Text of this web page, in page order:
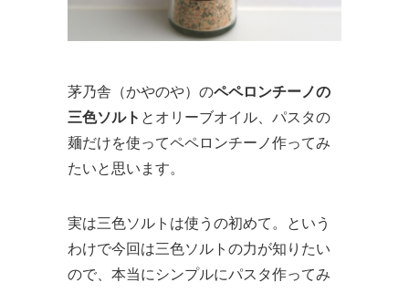
茅乃舎（かやのや）のペペロンチーノの
三色ソルト とオリーブオイル、パスタの
麺だけを使ってペペロンチーノ作ってみ
たいと思います。
実は三色ソルトは使うの初めて。という
わけで今回は三色ソルトの力が知りたい
ので、本当にシンプルにパスタ作ってみ